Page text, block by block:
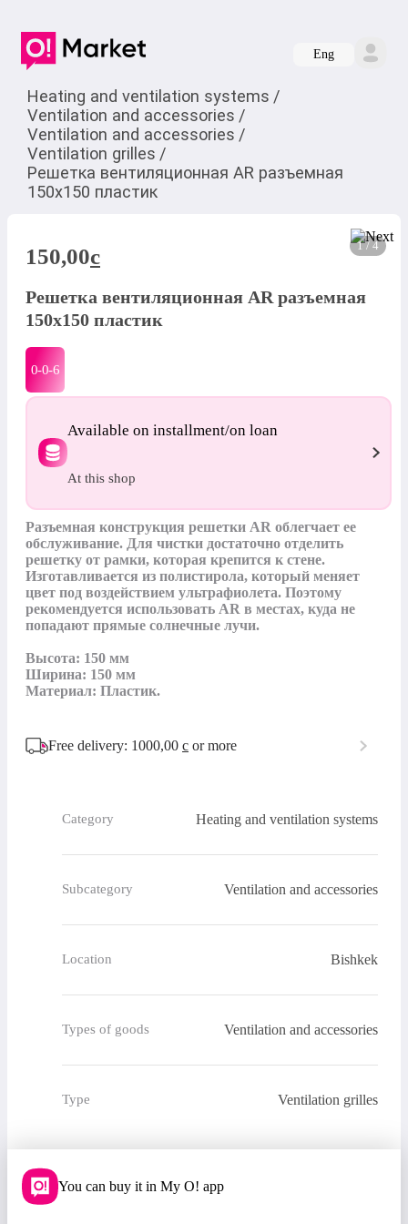
Eng
Heating and ventilation systems /
Ventilation and accessories /
Ventilation and accessories /
Ventilation grilles /
Решетка вентиляционная AR разъемная
150х150 пластик
1 / 4
150,00c
Решетка вентиляционная AR разъемная
150х150 пластик
0-0-6
Available on installment/on loan
At this shop
Разъемная конструкция решетки AR облегчает ее
обслуживание. Для чистки достаточно отделить
решетку от рамки, которая крепится к стене.
Изготавливается из полистирола, который меняет
цвет под воздействием ультрафиолета. Поэтому
рекомендуется использовать AR в местах, куда не
попадают прямые солнечные лучи.
Высота: 150 мм
Ширина: 150 мм
Материал: Пластик.
Free delivery: 1000,00 с or more
Category Heating and ventilation systems
Subcategory Ventilation and accessories
Location Bishkek
Types of goods Ventilation and accessories
Type Ventilation grilles
You can buy it in My O! app